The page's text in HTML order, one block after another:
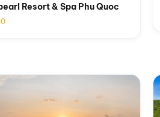
Resort & Spa Phu Quoc